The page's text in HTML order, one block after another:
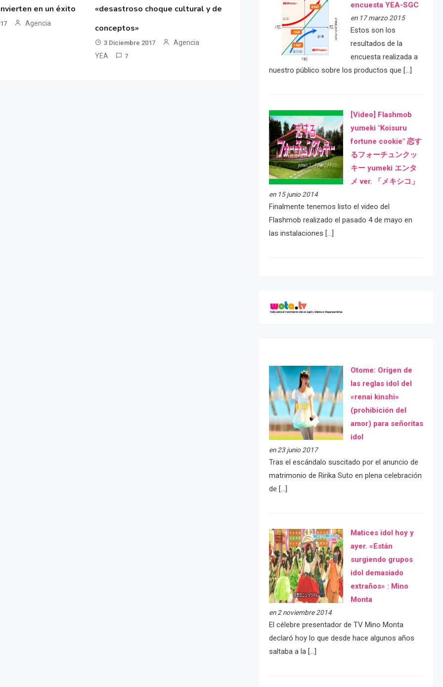
en un éxito
Agencia
«desastroso choque cultural y de
conceptos»
3 Diciembre 2017
Agencia
YEA
7
encuesta YEA-SGC
en 17 marzo 2015
Estos son los
resultados de la
encuesta realizada a
nuestro público sobre los productos que […]
[Video] Flashmob
yumeki "Koisuru
fortune cookie" 恋す
るフォーチュンクッ
キー yumeki エンタ
メ ver. 「メキシコ」
en 15 junio 2014
Finalmente tenemos listo el video del
Flashmob realizado el pasado 4 de mayo en
las instalaciones […]
Otome: Orígen de
las reglas idol del
«renai kinshi»
(prohibición del
amor) para señoritas
idol
en 23 junio 2017
Tras el escándalo suscitado por el anuncio de
matrimonio de Ririka Suto en plena celebración
de […]
Matices idol hoy y
ayer. «Están
surgiendo grupos
idol demasiado
extraños» : Mino
Monta
en 2 noviembre 2014
El célebre presentador de TV Mino Monta
declaró hoy lo que desde hace algunos años
saltaba a la […]